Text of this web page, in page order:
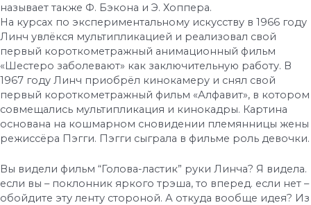
называет также Ф. Бэкона и Э. Хоппера.
На курсах по экспериментальному искусству в 1966 году
Линч увлёкся мультипликацией и реализовал свой
первый короткометражный анимационный фильм
«Шестеро заболевают» как заключительную работу. В
1967 году Линч приобрёл кинокамеру и снял свой
первый короткометражный фильм «Алфавит», в котором
совмещались мультипликация и кинокадры. Картина
основана на кошмарном сновидении племянницы жены
режиссёра Пэгги. Пэгги сыграла в фильме роль девочки.
Вы видели фильм “Голова-ластик” руки Линча? Я видела.
если вы – поклонник яркого трэша, то вперед. если нет –
обойдите эту ленту стороной. А откуда вообще идея? Из